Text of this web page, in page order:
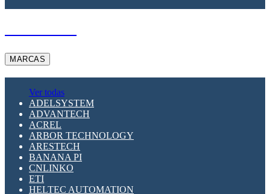
MARCAS
Ver todas
ADELSYSTEM
ADVANTECH
ACREL
ARBOR TECHNOLOGY
ARESTECH
BANANA PI
CNLINKO
ETI
HELTEC AUTOMATION